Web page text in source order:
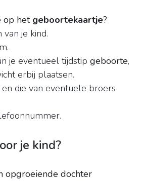
op het geboortekaartje?
je kind.
je eventueel tijdstip geboorte,
erbij plaatsen.
en die van eventuele broers
je kind?
opgroeiende dochter